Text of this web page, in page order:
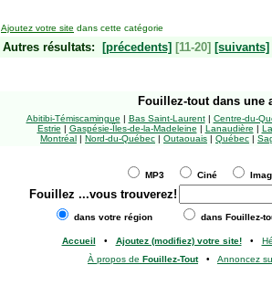
Ajoutez votre site dans cette catégorie
Autres résultats: [précedents] [11-20] [suivants]
Fouillez-tout dans une
Abitibi-Témiscamingue | Bas Saint-Laurent| Centre-du-
Estrie | Gaspésie-Îles-de-la-Madeleine | Lanaudière |
Montréal | Nord-du-Québec | Outaouais | Québec |
MP3 Ciné
Fouillez ...vous trouverez!
dans votre région dans Fouillez-
Accueil • Ajoutez (modifiez) votre site!•
À propos de Fouillez-Tout• Annoncez